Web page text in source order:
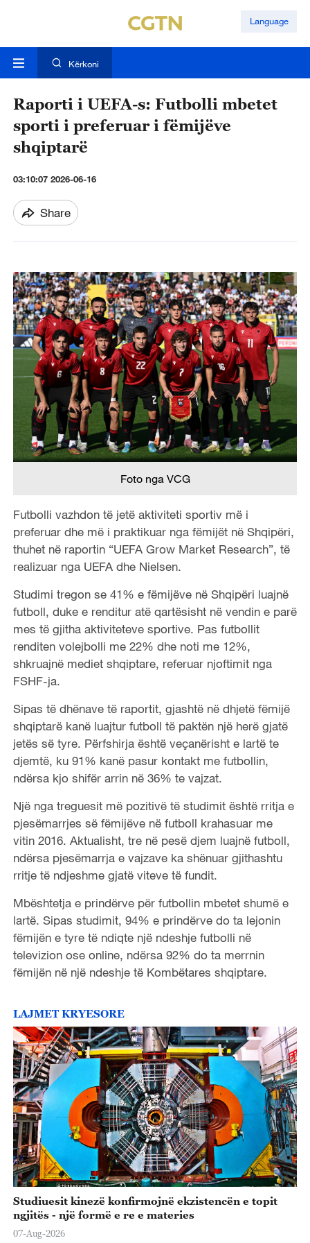
Language
Kërkoni
Raporti i UEFA-s: Futbolli mbetet
sporti i preferuar i fëmijëve
shqiptarë
03:10:07 2026-06-16
Share
Foto nga VCG
Futbolli vazhdon të jetë aktiviteti sportiv më i
preferuar dhe më i praktikuar nga fëmijët në Shqipëri,
thuhet në raportin “UEFA Grow Market Research”, të
realizuar nga UEFA dhe Nielsen.
Studimi tregon se 41% e fëmijëve në Shqipëri luajnë
futboll, duke e renditur atë qartësisht në vendin e parë
mes të gjitha aktiviteteve sportive. Pas futbollit
renditen volejbolli me 22% dhe noti me 12%,
shkruajnë mediet shqiptare, referuar njoftimit nga
FSHF-ja.
Sipas të dhënave të raportit, gjashtë në dhjetë fëmijë
shqiptarë kanë luajtur futboll të paktën një herë gjatë
jetës së tyre. Përfshirja është veçanërisht e lartë te
djemtë, ku 91% kanë pasur kontakt me futbollin,
ndërsa kjo shifër arrin në 36% te vajzat.
Një nga treguesit më pozitivë të studimit është rritja e
pjesëmarrjes së fëmijëve në futboll krahasuar me
vitin 2016. Aktualisht, tre në pesë djem luajnë futboll,
ndërsa pjesëmarrja e vajzave ka shënuar gjithashtu
rritje të ndjeshme gjatë viteve të fundit.
Mbështetja e prindërve për futbollin mbetet shumë e
lartë. Sipas studimit, 94% e prindërve do ta lejonin
fëmijën e tyre të ndiqte një ndeshje futbolli në
televizion ose online, ndërsa 92% do ta merrnin
fëmijën në një ndeshje të Kombëtares shqiptare.
LAJMET KRYESORE
Studiuesit kinezë konfirmojnë ekzistencën e topit
ngjitës - një formë e re e materies
07-Aug-2026